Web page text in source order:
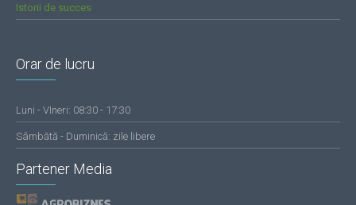
Istorii de succes
Orar de lucru
Luni - VIneri: 08:30 - 17:30
Sâmbătă - Duminică: zile libere
Partener Media